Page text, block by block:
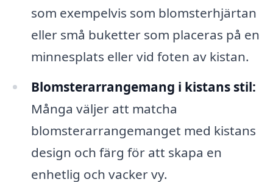
som exempelvis som blomsterhjärtan
eller små buketter som placeras på en
minnesplats eller vid foten av kistan.
Blomsterarrangemang i kistans stil:
Många väljer att matcha
blomsterarrangemanget med kistans
design och färg för att skapa en
enhetlig och vacker vy.